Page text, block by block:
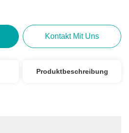
Kontakt Mit Uns
Produktbeschreibung